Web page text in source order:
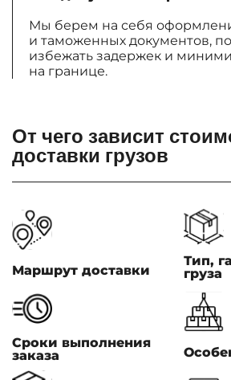
Мы берем на себя
и таможенных документов,
избежать задержек и
на границе.
От чего зависит
доставки грузов
Маршрут доставки
Тип,
груза
Сроки выполнения
заказа